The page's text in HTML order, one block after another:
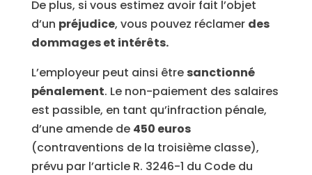
De plus, si vous estimez avoir fait l’objet
d’un préjudice, vous pouvez réclamer des
dommages et intérêts.
L’employeur peut ainsi être sanctionné
pénalement. Le non-paiement des salaires
est passible, en tant qu’infraction pénale,
d’une amende de 450 euros
(contraventions de la troisième classe),
prévu par l’article R. 3246-1 du Code du